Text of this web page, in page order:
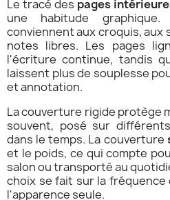
Le tracé des pages
une habitude
conviennent aux croquis, aux
notes libres. Les pages
l'écriture continue, tandis
laissent plus de souplesse
et annotation.
La couverture rigide protège
souvent, posé sur
dans le temps. La couverture
et le poids, ce qui compte
salon ou transporté au
choix se fait sur la fréquence
l'apparence seule.